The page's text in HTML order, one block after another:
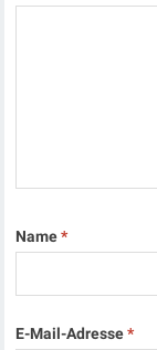
Name*
E-Mail-Adresse*